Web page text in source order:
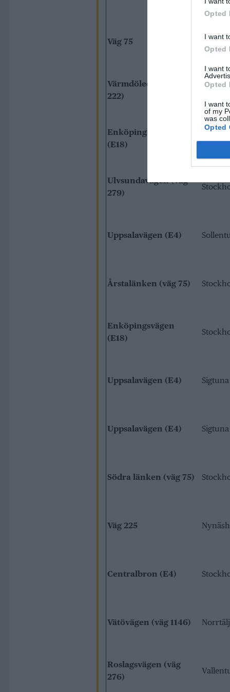
Opted
I want
Opted
I want
Opted
I want
of my
was
Opted
Väg 75
Värmdöleden (väg
222)
Nacka
Enköpingsvägen
(E18)
Ulvsundavägen (väg
279)
Uppsalavägen (E4)
Årstalänken (väg 75)
Enköpingsvägen
(E18)
Uppsalavägen (E4) Sigtuna
Uppsalavägen (E4) Sigtuna
Södra länken (väg 75)
Väg 225
Centralbron (E4)
Vätövägen (väg 1146)
Roslagsvägen (väg
276)